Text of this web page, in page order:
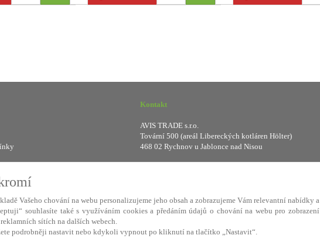
Kontakt
AVIS TRADE s.r.o.
Tovární 500 (areál Libereckých kotláren Hölter)
468 02 Rychnov u Jablonce nad Nisou
ABRA eShop- nejlepší řešení e-commerce pro náš procesní informační systém
Vašeho chování na webu personalizujeme jeho obsah a zobrazujeme Vám relevantní nabídky a
souhlasíte také s využíváním cookies a předáním údajů o chování na webu pro zobrazení
sítích na dalších webech.
podrobněji nastavit nebo kdykoli vypnout po kliknutí na tlačítko „Nastavit“.